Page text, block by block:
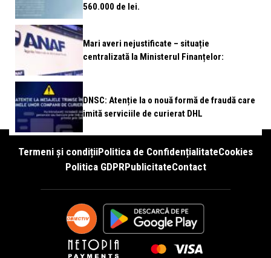
560.000 de lei.
Mari averi nejustificate – situație
centralizată la Ministerul Finanțelor:
DNSC: Atenție la o nouă formă de fraudă care
imită serviciile de curierat DHL
Termeni și condițiiPolitica de ConfidențialitateCookies
Politica GDPRPublicitateContact